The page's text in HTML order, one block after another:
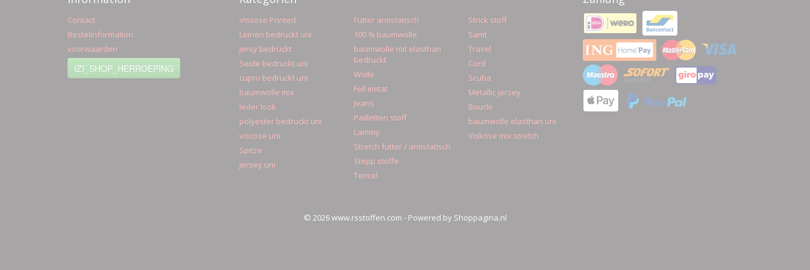
Contact
Bestelinformation
voorwaarden
IZI_SHOP_HERROEPING
Viscose Printed
Leinen bedruckt uni
Jersy bedruckt
Seide bedruckt uni
cupro bedruckt uni
baumwolle mix
leder look
polyester bedruckt uni
viscose uni
Spitze
jersey uni
Futter antistatisch
100 % baumwolle
baumwolle mit elasthan
bedruckt
Wolle
Fell imitat
Jeans
Pailletten stoff
Lammy
Stretch futter / antistatisch
Stepp stoffe
Tencel
Strick stoff
Samt
Travel
Cord
Scuba
Metallic jersey
Boucle
baumwolle elasthan uni
Viskose mix stretch
© 2026 www.rsstoffen.com - Powered by Shoppagina.nl